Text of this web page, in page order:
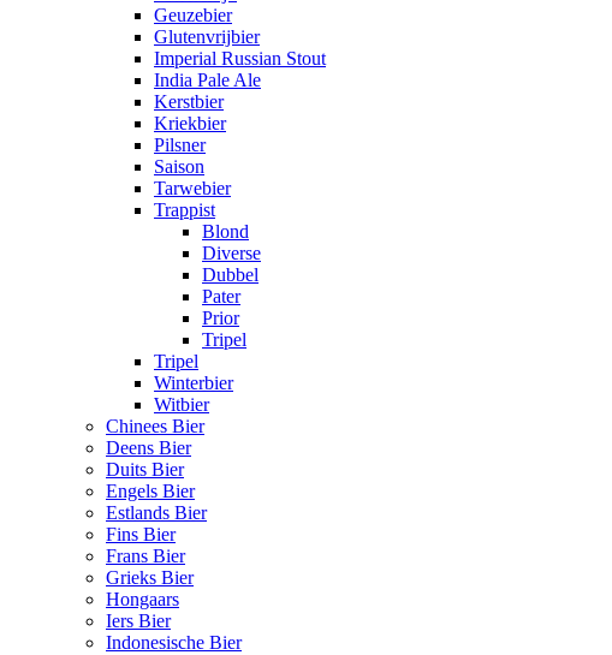
Geuzebier
Glutenvrijbier
Imperial Russian Stout
India Pale Ale
Kerstbier
Kriekbier
Pilsner
Saison
Tarwebier
Trappist
Blond
Diverse
Dubbel
Pater
Prior
Tripel
Tripel
Winterbier
Witbier
Chinees Bier
Deens Bier
Duits Bier
Engels Bier
Estlands Bier
Fins Bier
Frans Bier
Grieks Bier
Hongaars
Iers Bier
Indonesische Bier